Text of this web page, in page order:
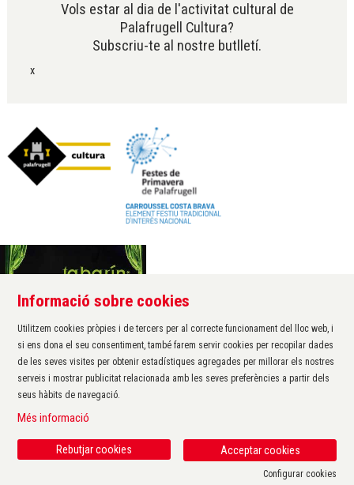
Vols estar al dia de l'activitat cultural de
Palafrugell Cultura?
Subscriu-te al nostre butlletí.
x
Àrea de cultura de l'Ajuntament de Palafrugell
Carrer Santa Margarida, 1
17200 Palafrugell
972 611 172 ·
cultura@palafrugell.cat
Sitemap | Avís Legal
Informació sobre cookies
Utilitzem cookies pròpies i de tercers per al correcte funcionament del lloc web, i
si ens dona el seu consentiment, també farem servir cookies per recopilar dades
de les seves visites per obtenir estadístiques agregades per millorar els nostres
serveis i mostrar publicitat relacionada amb les seves preferències a partir dels
seus hàbits de navegació.
Més informació
Acceptar cookies
Rebutjar cookies
Configurar cookies